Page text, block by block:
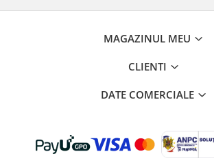
MAGAZINUL MEU
CLIENTI
DATE COMERCIALE